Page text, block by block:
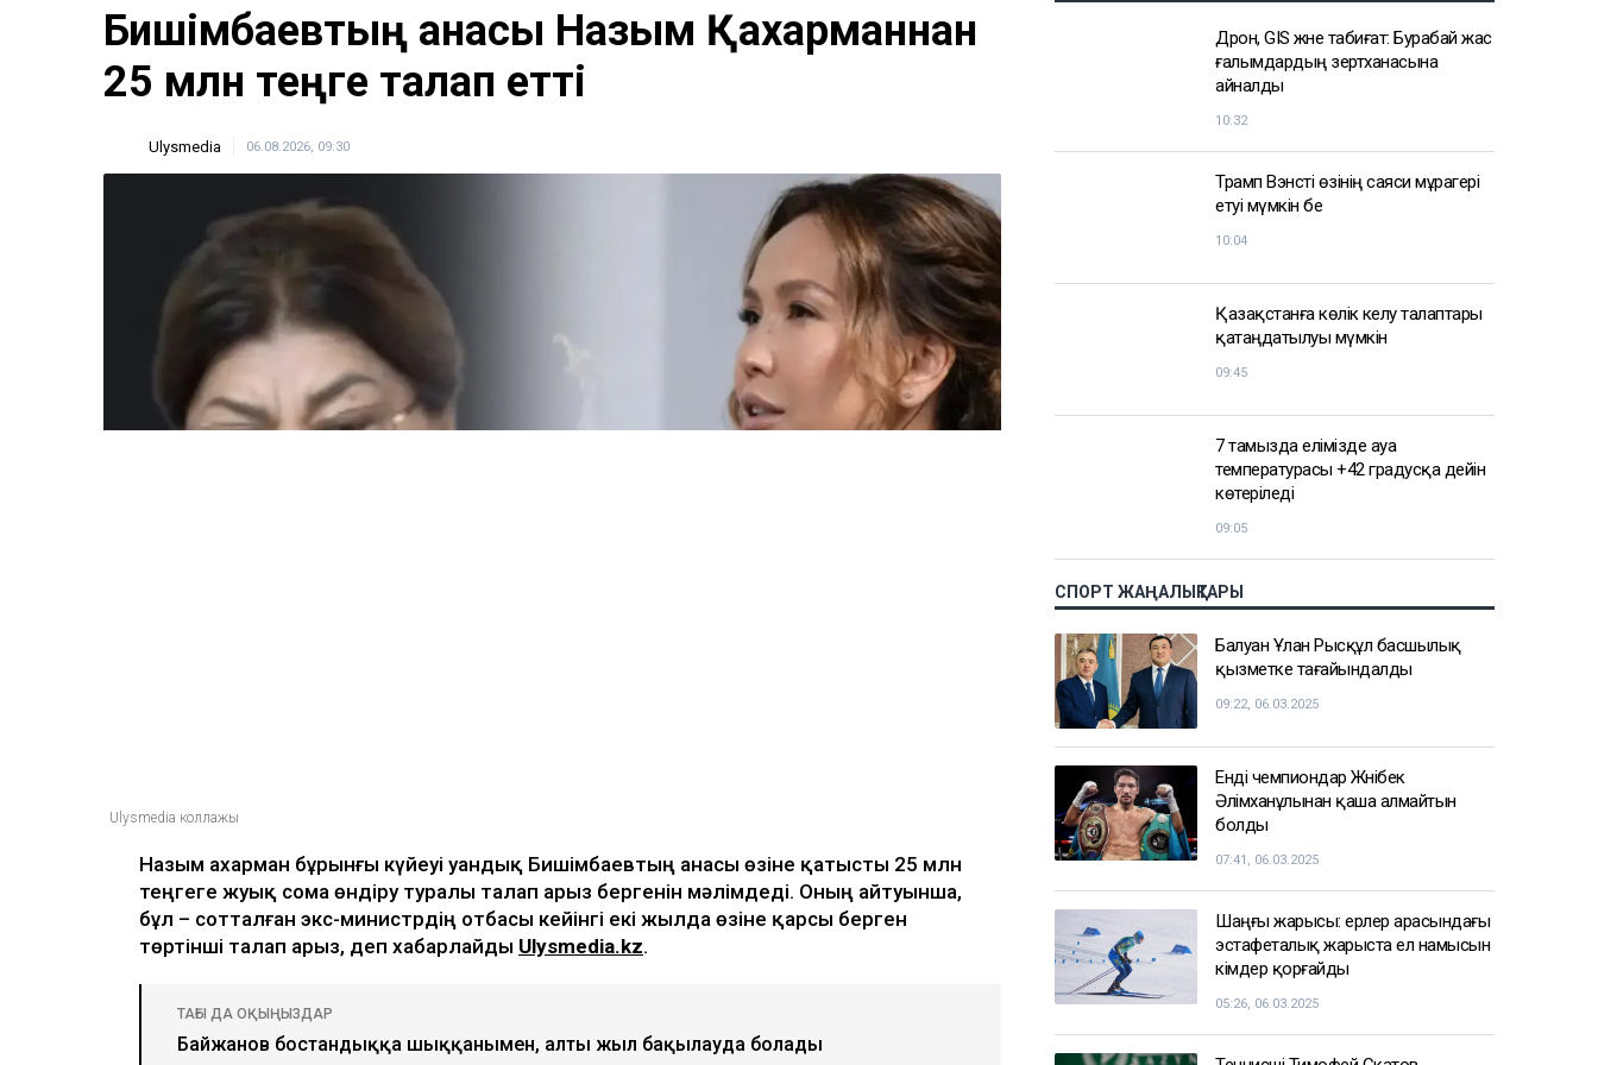
Бишімбаевтың анасы Назым Қахарманнан
25 млн теңге талап етті
Ulysmedia 06.08.2026, 09:30
Ulysmedia коллажы
Назым Қахарман бұрынғы күйеуі Қуандық Бишімбаевтың анасы өзіне қатысты 25 млн
теңгеге жуық сома өндіру туралы талап арыз бергенін мәлімдеді. Оның айтуынша,
бұл – сотталған экс-министрдің отбасы кейінгі екі жылда өзіне қарсы берген
төртінші талап арыз, деп хабарлайды Ulysmedia.kz.
ТАҒЫ ДА ОҚЫҢЫЗДАР
Байжанов бостандыққа шыққанымен, алты жыл бақылауда болады
Дрон, GIS және табиғат: Бурабай жас
ғалымдардың зертханасына
айналды
10:32
Трамп Вэнсті өзінің саяси мұрагері
етуі мүмкін бе
10:04
Қазақстанға көлік әкелу талаптары
қатаңдатылуы мүмкін
09:45
7 тамызда елімізде ауа
температурасы +42 градусқа дейін
көтеріледі
09:05
СПОРТ ЖАҢАЛЫҚТАРЫ
Балуан Ұлан Рысқұл басшылық
қызметке тағайындалды
09:22, 06.03.2025
Енді чемпиондар Жәнібек
Әлімханұлынан қаша алмайтын
болды
07:41, 06.03.2025
Шаңғы жарысы: ерлер арасындағы
эстафеталық жарыста ел намысын
кімдер қорғайды
05:26, 06.03.2025